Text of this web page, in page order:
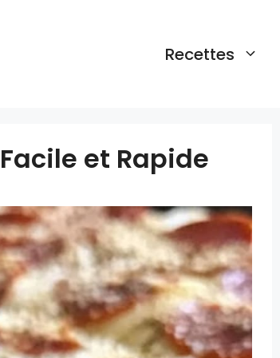
Recettes
et Rapide